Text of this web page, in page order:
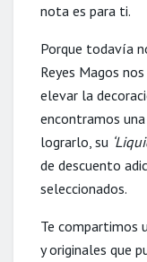
nota es para ti.
Porque todavía
Reyes Magos
elevar la
encontramos
lograrlo, su
de descuento
seleccionados.
Te compartimos
y originales que